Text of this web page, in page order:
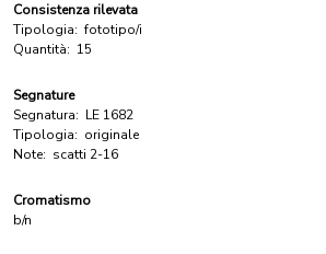
Consistenza rilevata
Tipologia: fototipo/i
Quantità: 15
Segnature
Segnatura: LE 1682
Tipologia: originale
Note: scatti 2-16
Cromatismo
b/n